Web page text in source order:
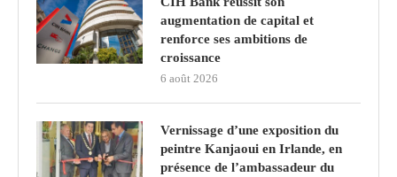
augmentation de capital et
renforce ses ambitions de
croissance
6 août 2026
Vernissage d’une exposition du
peintre Kanjaoui en Irlande, en
présence de l’ambassadeur du